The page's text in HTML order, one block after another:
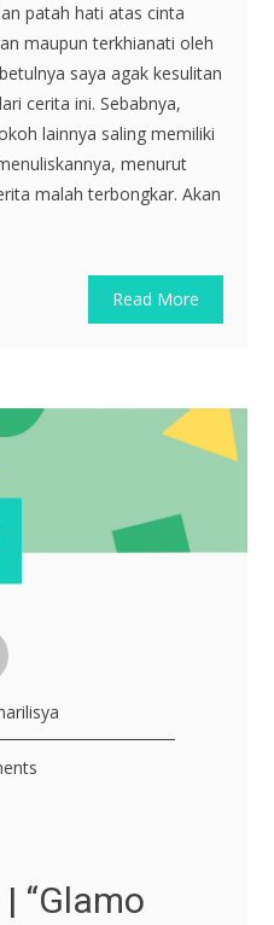
patah hati atas cinta
maupun terkhianati oleh
saya agak kesulitan
cerita ini. Sebabnya,
lainnya saling memiliki
menurut
malah terbongkar. Akan
Read More
“Glamo